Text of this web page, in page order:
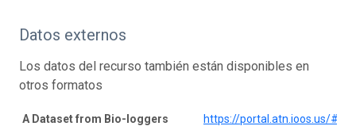
Datos externos
Los datos del recurso también están disponibles en
otros formatos
A Dataset from Bio-loggers
https://portal.atn.ioos.us/